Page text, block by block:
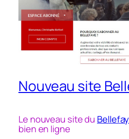
Nouveau site
Le nouveau site du
bien en ligne